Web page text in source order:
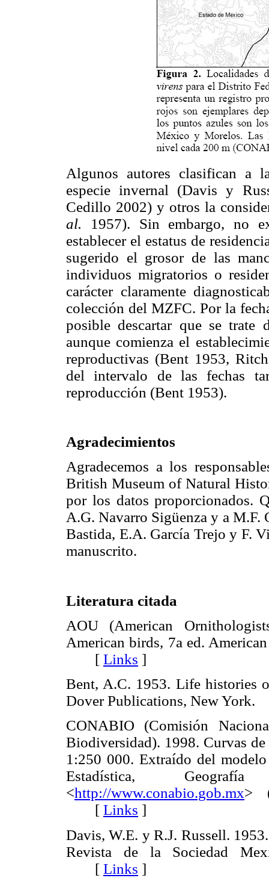
Algunos autores clasifican a
especie invernal (Davis y
Cedillo 2002) y otros la
al. 1957). Sin embargo, no
establecer el estatus de
sugerido el grosor de las
individuos migratorios o
carácter claramente
colección del MZFC. Por la
posible descartar que se trate
aunque comienza el
reproductivas (Bent 1953,
del intervalo de las fechas
reproducción (Bent 1953).
Agradecimientos
Agradecemos a los
British Museum of Natural
por los datos proporcionados.
A.G. Navarro Sigüenza y a M.F.
Bastida, E.A. García Trejo y F.
manuscrito.
Literatura citada
AOU (American
American birds, 7a ed.
[ Links ]
Bent, A.C. 1953. Life histories
Dover Publications, New
CONABIO (Comisión
Biodiversidad). 1998. Curvas
1:250 000. Extraído del
Estadística,
<http://www.conabio.gob.mx>
[ Links ]
Davis, W.E. y R.J. Russell.
Revista de la Sociedad
[ Links ]